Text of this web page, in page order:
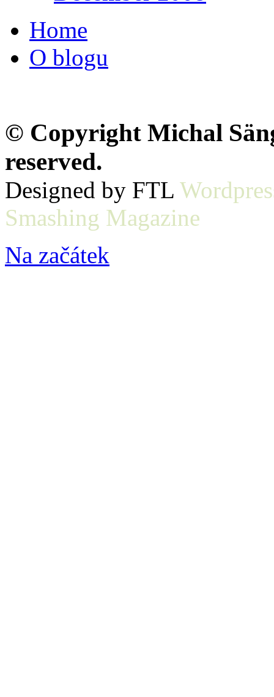
Home
O blogu
© Copyright Michal
reserved.
Designed by FTL
Smashing Magazine
Na začátek